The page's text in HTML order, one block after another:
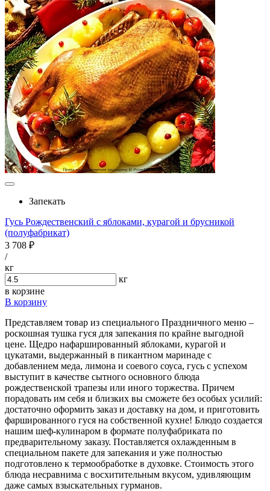
Запекать
Гусь Рождественский с яблоками, курагой и брусникой
(полуфабрикат)
3 708 ₽
/
кг
кг
в корзине
В корзину
Представляем товар из специального Праздничного меню –
роскошная тушка гуся для запекания по крайне выгодной
цене. Щедро нафаршированный яблоками, курагой и
цукатами, выдержанный в пикантном маринаде с
добавлением меда, лимона и соевого соуса, гусь с успехом
выступит в качестве сытного основного блюда
рождественской трапезы или иного торжества. Причем
порадовать им себя и близких вы сможете без особых усилий:
достаточно оформить заказ и доставку на дом, и приготовить
фаршированного гуся на собственной кухне! Блюдо создается
нашим шеф-кулинаром в формате полуфабриката по
предварительному заказу. Поставляется охлажденным в
специальном пакете для запекания и уже полностью
подготовлено к термообработке в духовке. Стоимость этого
блюда несравнима с восхитительным вкусом, удивляющим
даже самых взыскательных гурманов.